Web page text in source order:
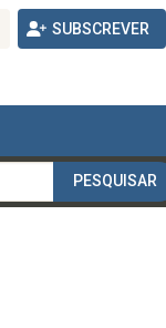
SUBSCREVER
PESQUISAR